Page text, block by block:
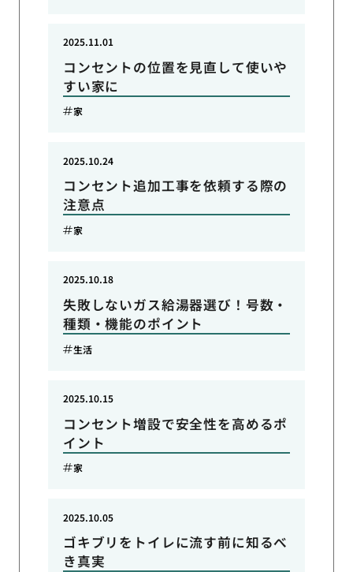
コンセントの位置を見直して使いや
すい家に
2025.11.01
家
コンセント追加工事を依頼する際の
注意点
2025.10.24
家
失敗しないガス給湯器選び！号数・
種類・機能のポイント
2025.10.18
生活
コンセント増設で安全性を高めるポ
イント
2025.10.15
家
ゴキブリをトイレに流す前に知るべ
き真実
2025.10.05